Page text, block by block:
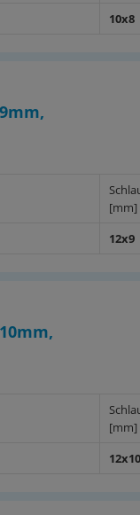
10x8
[mm]
12x9
[mm]
12x10